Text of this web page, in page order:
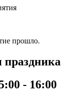
прошло.
праздника
- 16:00